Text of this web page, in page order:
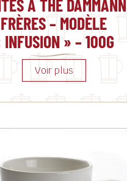
À THÉ DAMMANN
FRÈRES – MODÈLE
INFUSION » – 100G